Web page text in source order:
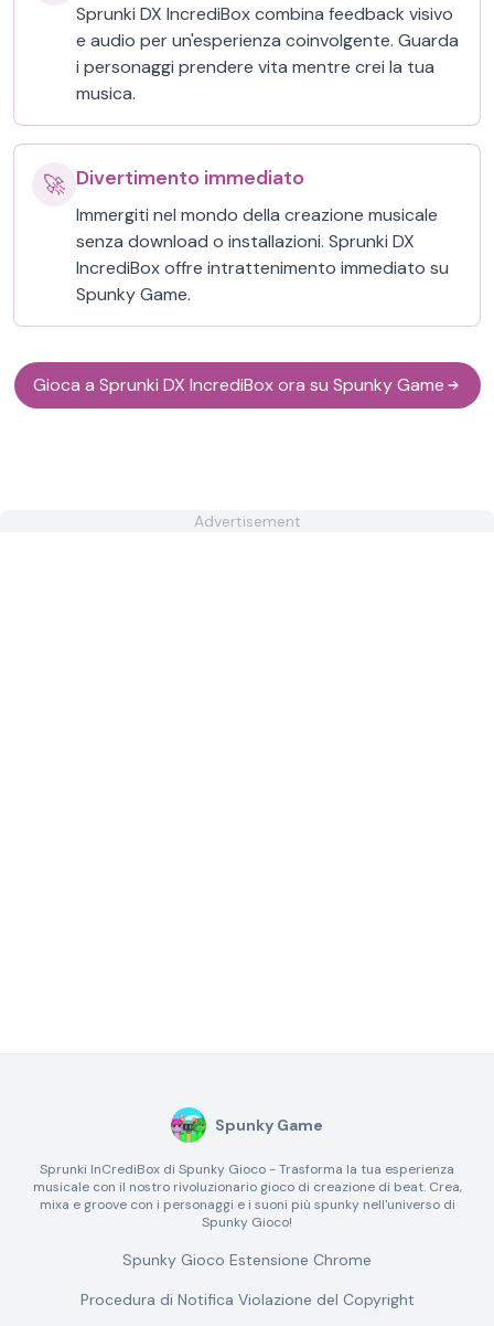
Sprunki DX IncrediBox combina feedback visivo
e audio per un'esperienza coinvolgente. Guarda
i personaggi prendere vita mentre crei la tua
musica.
🚀 Divertimento immediato
Immergiti nel mondo della creazione musicale
senza download o installazioni. Sprunki DX
IncrediBox offre intrattenimento immediato su
Spunky Game.
Gioca a Sprunki DX IncrediBox ora su Spunky Game
Advertisement
Spunky Game
Sprunki InCrediBox di Spunky Gioco - Trasforma la tua esperienza
musicale con il nostro rivoluzionario gioco di creazione di beat. Crea,
mixa e groove con i personaggi e i suoni più spunky nell'universo di
Spunky Gioco!
Spunky Gioco Estensione Chrome
Procedura di Notifica Violazione del Copyright